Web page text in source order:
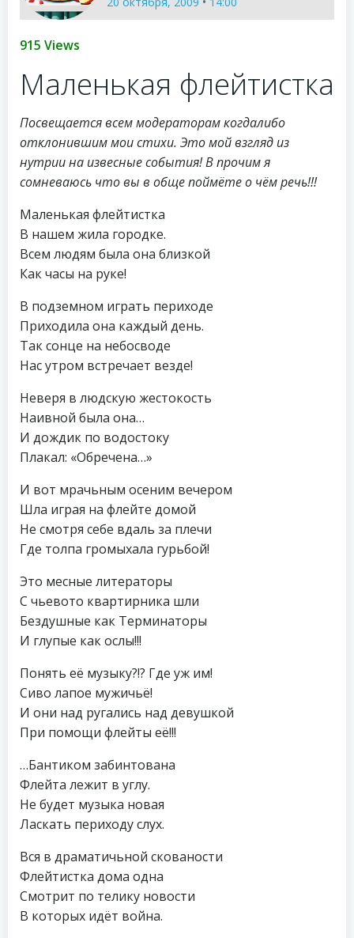
915 Views
Маленькая флейтистка
Посвещается всем модераторам когдалибо
отклонившим мои стихи. Это мой взгляд из
нутрии на извесные события! В прочим я
сомневаюсь что вы в обще поймёте о чём речь!!!
Маленькая флейтистка
В нашем жила городке.
Всем людям была она близкой
Как часы на руке!
В подземном играть периходе
Приходила она каждый день.
Так сонце на небосводе
Нас утром встречает везде!
Неверя в людскую жестокость
Наивной была она…
И дождик по водостоку
Плакал: «Обречена…»
И вот мрачьным осеним вечером
Шла играя на флейте домой
Не смотря себе вдаль за плечи
Где толпа громыхала гурьбой!
Это месные литераторы
С чьевото квартирника шли
Бездушные как Терминаторы
И глупые как ослы!!!
Понять её музыку?!? Где уж им!
Сиво лапое мужичьё!
И они над ругались над девушкой
При помощи флейты её!!!
…Бантиком забинтована
Флейта лежит в углу.
Не будет музыка новая
Ласкать периходу слух.
Вся в драматичьной скованости
Флейтистка дома одна
Смотрит по телику новости
В которых идёт война.